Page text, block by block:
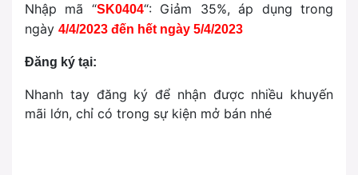
Nhập mã “SK0404“: Giảm 35%, áp dụng trong
ngày 4/4/2023 đến hết ngày 5/4/2023
Đăng ký tại:
Nhanh tay đăng ký để nhận được nhiều khuyến
mãi lớn, chỉ có trong sự kiện mở bán nhé